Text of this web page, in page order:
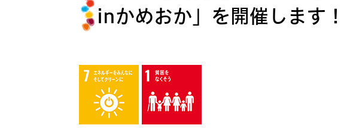
inかめおか」を開催します！